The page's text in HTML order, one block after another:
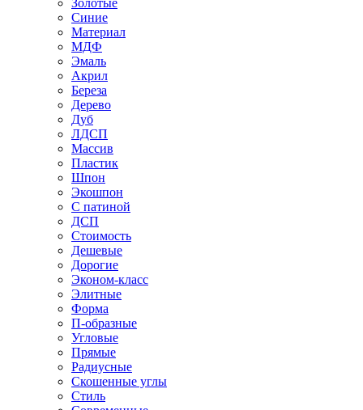
Золотые
Синие
Материал
МДФ
Эмаль
Акрил
Береза
Дерево
Дуб
ЛДСП
Массив
Пластик
Шпон
Экошпон
С патиной
ДСП
Стоимость
Дешевые
Дорогие
Эконом-класс
Элитные
Форма
П-образные
Угловые
Прямые
Радиусные
Скошенные углы
Стиль